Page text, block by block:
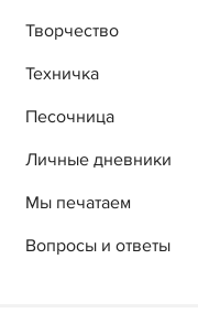
Творчество
Техничка
Песочница
Личные дневники
Мы печатаем
Вопросы и ответы